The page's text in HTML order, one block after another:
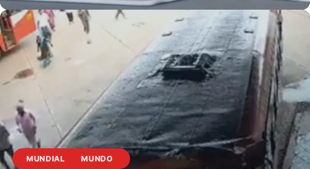
MUNDIAL MUNDO